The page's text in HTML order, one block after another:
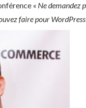
« Ne demandez
faire pour